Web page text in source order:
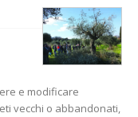
e modificare
vecchi o abbandonati,